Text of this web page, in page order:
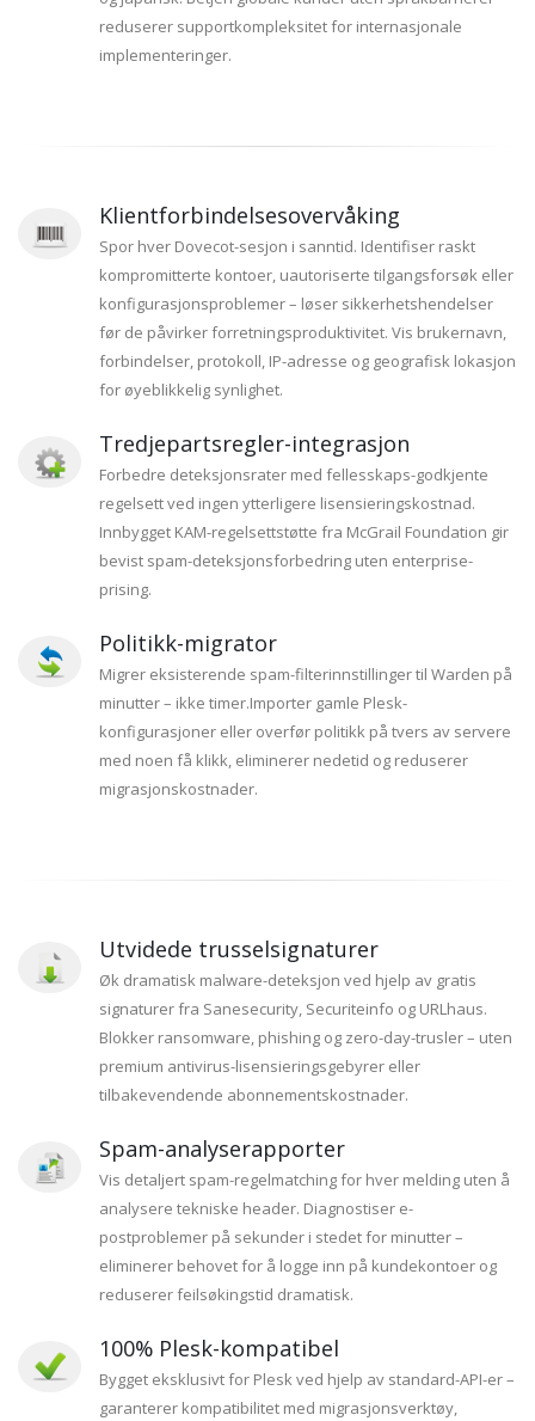
reduserer supportkompleksitet for internasjonale
implementeringer.
Klientforbindelsesovervåking
Spor hver Dovecot-sesjon i sanntid. Identifiser raskt
kompromitterte kontoer, uautoriserte tilgangsforsøk eller
konfigurasjonsproblemer – løser sikkerhetshendelser
før de påvirker forretningsproduktivitet. Vis brukernavn,
forbindelser, protokoll, IP-adresse og geografisk lokasjon
for øyeblikkelig synlighet.
Tredjepartsregler-integrasjon
Forbedre deteksjonsrater med fellesskaps-godkjente
regelsett ved ingen ytterligere lisensieringskostnad.
Innbygget KAM-regelsettstøtte fra McGrail Foundation gir
bevist spam-deteksjonsforbedring uten enterprise-
prising.
Politikk-migrator
Migrer eksisterende spam-filterinnstillinger til Warden på
minutter – ikke timer.Importer gamle Plesk-
konfigurasjoner eller overfør politikk på tvers av servere
med noen få klikk, eliminerer nedetid og reduserer
migrasjonskostnader.
Utvidede trusselsignaturer
Øk dramatisk malware-deteksjon ved hjelp av gratis
signaturer fra Sanesecurity, Securiteinfo og URLhaus.
Blokker ransomware, phishing og zero-day-trusler – uten
premium antivirus-lisensieringsgebyrer eller
tilbakevendende abonnementskostnader.
Spam-analyserapporter
Vis detaljert spam-regelmatching for hver melding uten å
analysere tekniske header. Diagnostiser e-
postproblemer på sekunder i stedet for minutter –
eliminerer behovet for å logge inn på kundekontoer og
reduserer feilsøkingstid dramatisk.
100% Plesk-kompatibel
Bygget eksklusivt for Plesk ved hjelp av standard-API-er –
garanterer kompatibilitet med migrasjonsverktøy,